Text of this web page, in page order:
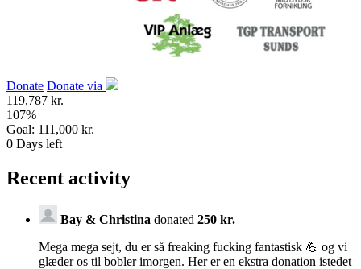
Donate Donate via
119,787 kr.
107%
Goal: 111,000 kr.
0 Days left
Recent activity
Bay & Christina donated 250 kr.
Mega mega sejt, du er så freaking fucking fantastisk 💪 og vi
glæder os til bobler imorgen. Her er en ekstra donation istedet